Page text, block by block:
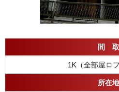
間 取
1K（全部屋ロ
所在地